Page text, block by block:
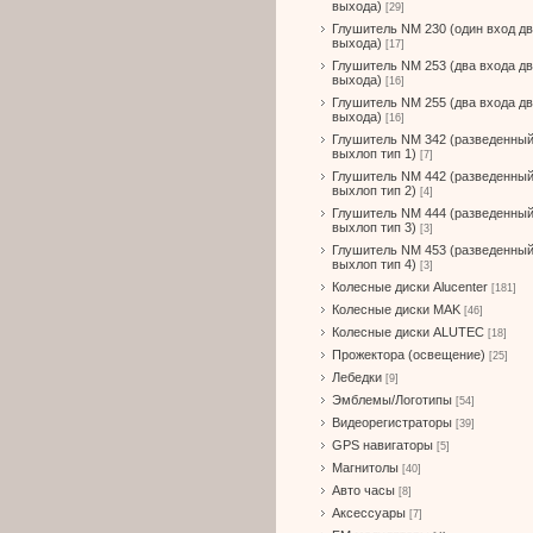
выхода) [29]
Глушитель NM 230 (один вход
выхода) [17]
Глушитель NM 253 (два входа
выхода) [16]
Глушитель NM 255 (два входа
выхода) [16]
Глушитель NM 342 (разведенный
выхлоп тип 1) [7]
Глушитель NM 442 (разведенный
выхлоп тип 2) [4]
Глушитель NM 444 (разведенный
выхлоп тип 3) [3]
Глушитель NM 453 (разведенный
выхлоп тип 4) [3]
Колесные диски Alucenter [181]
Колесные диски MAK [46]
Колесные диски ALUTEC [18]
Прожектора (освещение) [25]
Лебедки [9]
Эмблемы/Логотипы [54]
Видеорегистраторы [39]
GPS навигаторы [5]
Магнитолы [40]
Авто часы [8]
Аксессуары [7]